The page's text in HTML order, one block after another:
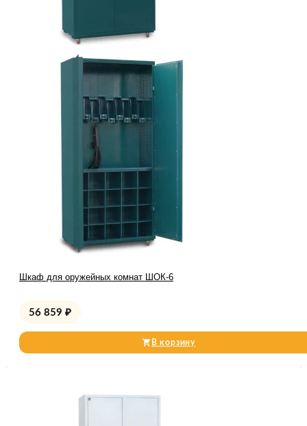
Шкаф для оружейных комнат ШОК-6
56 859 ₽
В корзину